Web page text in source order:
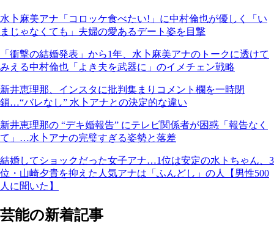
水卜麻美アナ「コロッケ食べたい!」に中村倫也が優しく「い
まじゃなくても」夫婦の愛あるデート姿を目撃
「衝撃の結婚発表」から1年、水卜麻美アナのトークに透けて
みえる中村倫也「よき夫を武器に」のイメチェン戦略
新井恵理那、インスタに批判集まりコメント欄を一時閉
鎖…“バレなし” 水卜アナとの決定的な違い
新井恵理那の “デキ婚報告” にテレビ関係者が困惑「報告なく
て」…水卜アナの完璧すぎる姿勢と落差
結婚してショックだった女子アナ…1位は安定の水トちゃん、3
位・山崎夕貴を抑えた人気アナは「ふんどし」の人【男性500
人に聞いた】
芸能の新着記事